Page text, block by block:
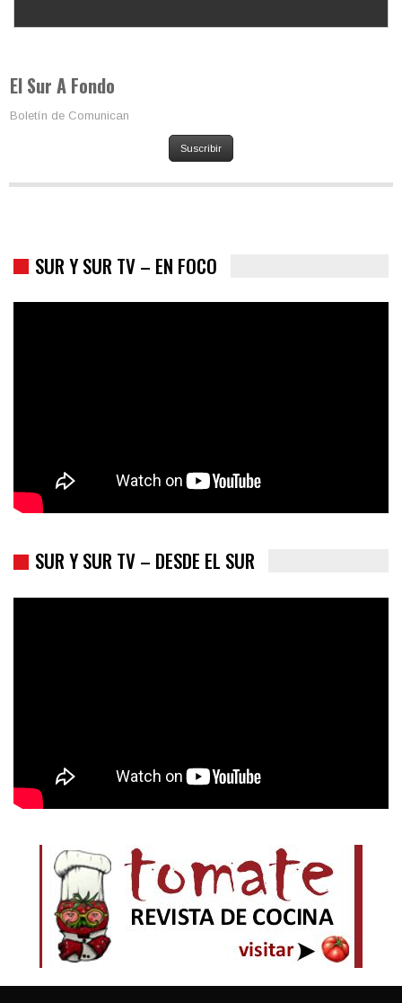
El Sur A Fondo
Boletín de Comunican
Suscribir
SUR Y SUR TV – EN FOCO
SUR Y SUR TV – DESDE EL SUR